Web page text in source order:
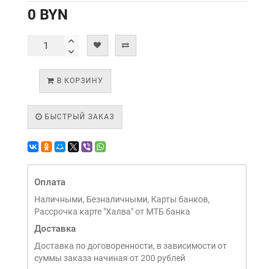
0 BYN
В КОРЗИНУ
БЫСТРЫЙ ЗАКАЗ
Оплата
Наличными, Безналичными, Карты банков,
Рассрочка карте "Халва" от МТБ банка
Доставка
Доставка по договоренности, в зависимости от
суммы заказа начиная от 200 рублей